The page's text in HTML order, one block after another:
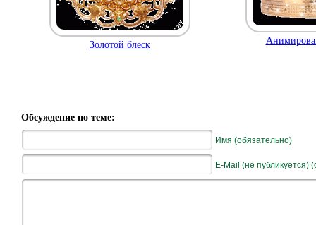
Золотой блеск
Обсуждение по теме:
Имя (обязательно)
E-Mail (не публикуется)